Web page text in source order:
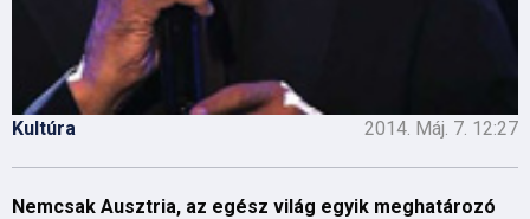
Kultúra 2014. Máj. 7. 12:27
Nemcsak Ausztria, az egész világ egyik meghatározó